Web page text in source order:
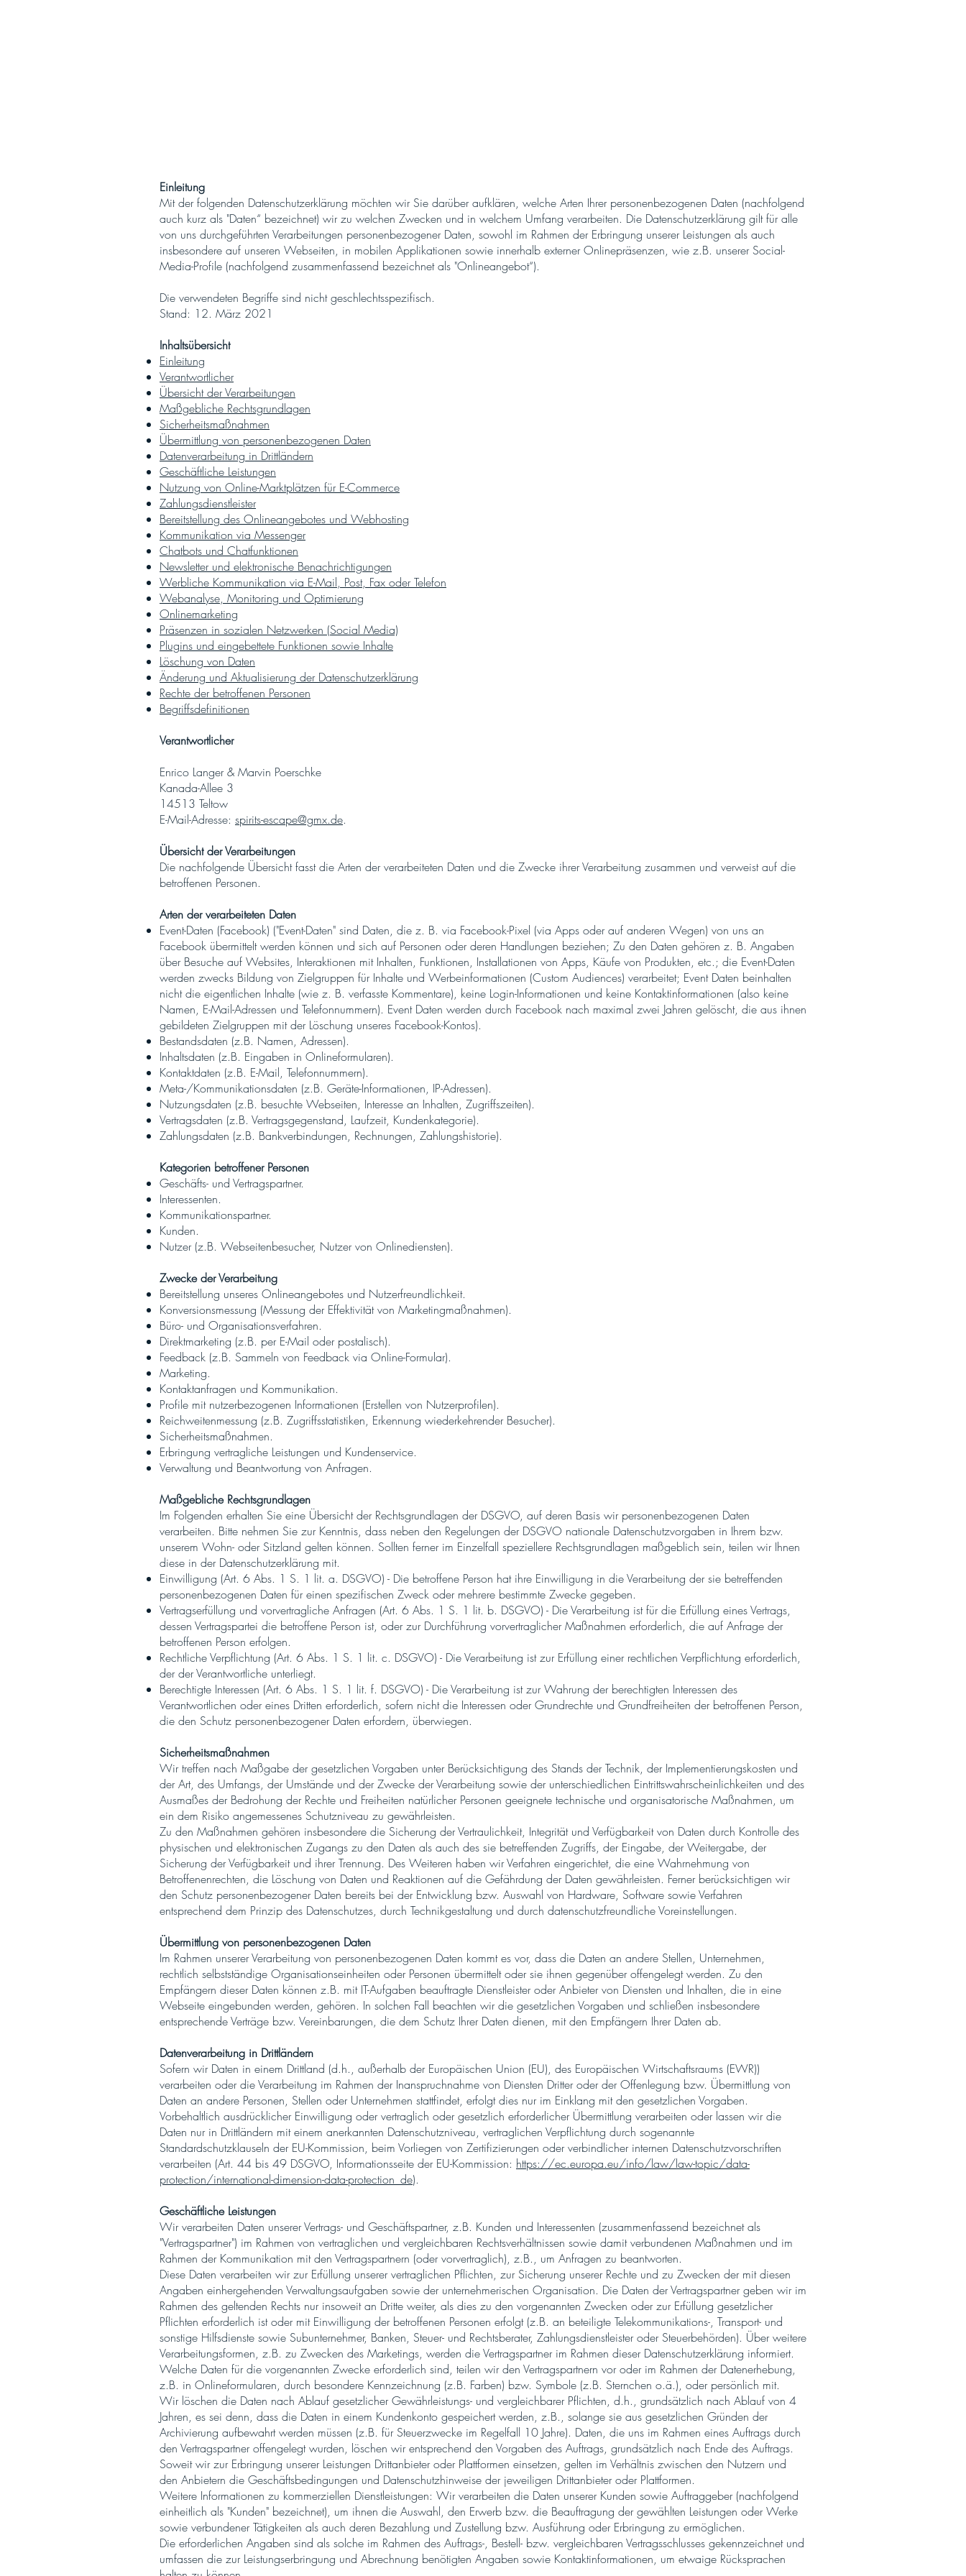
Einleitung
Mit der folgenden Datenschutzerklärung möchten wir Sie darüber aufklären, welche Arten Ihrer personenbezogenen Daten (nachfolgend
auch kurz als "Daten“ bezeichnet) wir zu welchen Zwecken und in welchem Umfang verarbeiten. Die Datenschutzerklärung gilt für alle
von uns durchgeführten Verarbeitungen personenbezogener Daten, sowohl im Rahmen der Erbringung unserer Leistungen als auch
insbesondere auf unseren Webseiten, in mobilen Applikationen sowie innerhalb externer Onlinepräsenzen, wie z.B. unserer Social-
Media-Profile (nachfolgend zusammenfassend bezeichnet als "Onlineangebot“).
Die verwendeten Begriffe sind nicht geschlechtsspezifisch.
Stand: 12. März 2021
Inhaltsübersicht
Einleitung
Verantwortlicher
Übersicht der Verarbeitungen
Maßgebliche Rechtsgrundlagen
Sicherheitsmaßnahmen
Übermittlung von personenbezogenen Daten
Datenverarbeitung in Drittländern
Geschäftliche Leistungen
Nutzung von Online-Marktplätzen für E-Commerce
Zahlungsdienstleister
Bereitstellung des Onlineangebotes und Webhosting
Kommunikation via Messenger
Chatbots und Chatfunktionen
Newsletter und elektronische Benachrichtigungen
Werbliche Kommunikation via E-Mail, Post, Fax oder Telefon
Webanalyse, Monitoring und Optimierung
Onlinemarketing
Präsenzen in sozialen Netzwerken (Social Media)
Plugins und eingebettete Funktionen sowie Inhalte
Löschung von Daten
Änderung und Aktualisierung der Datenschutzerklärung
Rechte der betroffenen Personen
Begriffsdefinitionen
Verantwortlicher
Enrico Langer & Marvin Poerschke
Kanada-Allee 3
14513 Teltow
E-Mail-Adresse: spirits-escape@gmx.de.
Übersicht der Verarbeitungen
Die nachfolgende Übersicht fasst die Arten der verarbeiteten Daten und die Zwecke ihrer Verarbeitung zusammen und verweist auf die
betroffenen Personen.
Arten der verarbeiteten Daten
Event-Daten (Facebook) ("Event-Daten" sind Daten, die z. B. via Facebook-Pixel (via Apps oder auf anderen Wegen) von uns an
Facebook übermittelt werden können und sich auf Personen oder deren Handlungen beziehen; Zu den Daten gehören z. B. Angaben
über Besuche auf Websites, Interaktionen mit Inhalten, Funktionen, Installationen von Apps, Käufe von Produkten, etc.; die Event-Daten
werden zwecks Bildung von Zielgruppen für Inhalte und Werbeinformationen (Custom Audiences) verarbeitet; Event Daten beinhalten
nicht die eigentlichen Inhalte (wie z. B. verfasste Kommentare), keine Login-Informationen und keine Kontaktinformationen (also keine
Namen, E-Mail-Adressen und Telefonnummern). Event Daten werden durch Facebook nach maximal zwei Jahren gelöscht, die aus ihnen
gebildeten Zielgruppen mit der Löschung unseres Facebook-Kontos).
Bestandsdaten (z.B. Namen, Adressen).
Inhaltsdaten (z.B. Eingaben in Onlineformularen).
Kontaktdaten (z.B. E-Mail, Telefonnummern).
Meta-/Kommunikationsdaten (z.B. Geräte-Informationen, IP-Adressen).
Nutzungsdaten (z.B. besuchte Webseiten, Interesse an Inhalten, Zugriffszeiten).
Vertragsdaten (z.B. Vertragsgegenstand, Laufzeit, Kundenkategorie).
Zahlungsdaten (z.B. Bankverbindungen, Rechnungen, Zahlungshistorie).
Kategorien betroffener Personen
Geschäfts- und Vertragspartner.
Interessenten.
Kommunikationspartner.
Kunden.
Nutzer (z.B. Webseitenbesucher, Nutzer von Onlinediensten).
Zwecke der Verarbeitung
Bereitstellung unseres Onlineangebotes und Nutzerfreundlichkeit.
Konversionsmessung (Messung der Effektivität von Marketingmaßnahmen).
Büro- und Organisationsverfahren.
Direktmarketing (z.B. per E-Mail oder postalisch).
Feedback (z.B. Sammeln von Feedback via Online-Formular).
Marketing.
Kontaktanfragen und Kommunikation.
Profile mit nutzerbezogenen Informationen (Erstellen von Nutzerprofilen).
Reichweitenmessung (z.B. Zugriffsstatistiken, Erkennung wiederkehrender Besucher).
Sicherheitsmaßnahmen.
Erbringung vertragliche Leistungen und Kundenservice.
Verwaltung und Beantwortung von Anfragen.
Maßgebliche Rechtsgrundlagen
Im Folgenden erhalten Sie eine Übersicht der Rechtsgrundlagen der DSGVO, auf deren Basis wir personenbezogenen Daten
verarbeiten. Bitte nehmen Sie zur Kenntnis, dass neben den Regelungen der DSGVO nationale Datenschutzvorgaben in Ihrem bzw.
unserem Wohn- oder Sitzland gelten können. Sollten ferner im Einzelfall speziellere Rechtsgrundlagen maßgeblich sein, teilen wir Ihnen
diese in der Datenschutzerklärung mit.
Einwilligung (Art. 6 Abs. 1 S. 1 lit. a. DSGVO) - Die betroffene Person hat ihre Einwilligung in die Verarbeitung der sie betreffenden
personenbezogenen Daten für einen spezifischen Zweck oder mehrere bestimmte Zwecke gegeben.
Vertragserfüllung und vorvertragliche Anfragen (Art. 6 Abs. 1 S. 1 lit. b. DSGVO) - Die Verarbeitung ist für die Erfüllung eines Vertrags,
dessen Vertragspartei die betroffene Person ist, oder zur Durchführung vorvertraglicher Maßnahmen erforderlich, die auf Anfrage der
betroffenen Person erfolgen.
Rechtliche Verpflichtung (Art. 6 Abs. 1 S. 1 lit. c. DSGVO) - Die Verarbeitung ist zur Erfüllung einer rechtlichen Verpflichtung erforderlich,
der der Verantwortliche unterliegt.
Berechtigte Interessen (Art. 6 Abs. 1 S. 1 lit. f. DSGVO) - Die Verarbeitung ist zur Wahrung der berechtigten Interessen des
Verantwortlichen oder eines Dritten erforderlich, sofern nicht die Interessen oder Grundrechte und Grundfreiheiten der betroffenen Person,
die den Schutz personenbezogener Daten erfordern, überwiegen.
Sicherheitsmaßnahmen
Wir treffen nach Maßgabe der gesetzlichen Vorgaben unter Berücksichtigung des Stands der Technik, der Implementierungskosten und
der Art, des Umfangs, der Umstände und der Zwecke der Verarbeitung sowie der unterschiedlichen Eintrittswahrscheinlichkeiten und des
Ausmaßes der Bedrohung der Rechte und Freiheiten natürlicher Personen geeignete technische und organisatorische Maßnahmen, um
ein dem Risiko angemessenes Schutzniveau zu gewährleisten.
Zu den Maßnahmen gehören insbesondere die Sicherung der Vertraulichkeit, Integrität und Verfügbarkeit von Daten durch Kontrolle des
physischen und elektronischen Zugangs zu den Daten als auch des sie betreffenden Zugriffs, der Eingabe, der Weitergabe, der
Sicherung der Verfügbarkeit und ihrer Trennung. Des Weiteren haben wir Verfahren eingerichtet, die eine Wahrnehmung von
Betroffenenrechten, die Löschung von Daten und Reaktionen auf die Gefährdung der Daten gewährleisten. Ferner berücksichtigen wir
den Schutz personenbezogener Daten bereits bei der Entwicklung bzw. Auswahl von Hardware, Software sowie Verfahren
entsprechend dem Prinzip des Datenschutzes, durch Technikgestaltung und durch datenschutzfreundliche Voreinstellungen.
Übermittlung von personenbezogenen Daten
Im Rahmen unserer Verarbeitung von personenbezogenen Daten kommt es vor, dass die Daten an andere Stellen, Unternehmen,
rechtlich selbstständige Organisationseinheiten oder Personen übermittelt oder sie ihnen gegenüber offengelegt werden. Zu den
Empfängern dieser Daten können z.B. mit IT-Aufgaben beauftragte Dienstleister oder Anbieter von Diensten und Inhalten, die in eine
Webseite eingebunden werden, gehören. In solchen Fall beachten wir die gesetzlichen Vorgaben und schließen insbesondere
entsprechende Verträge bzw. Vereinbarungen, die dem Schutz Ihrer Daten dienen, mit den Empfängern Ihrer Daten ab.
Datenverarbeitung in Drittländern
Sofern wir Daten in einem Drittland (d.h., außerhalb der Europäischen Union (EU), des Europäischen Wirtschaftsraums (EWR))
verarbeiten oder die Verarbeitung im Rahmen der Inanspruchnahme von Diensten Dritter oder der Offenlegung bzw. Übermittlung von
Daten an andere Personen, Stellen oder Unternehmen stattfindet, erfolgt dies nur im Einklang mit den gesetzlichen Vorgaben.
Vorbehaltlich ausdrücklicher Einwilligung oder vertraglich oder gesetzlich erforderlicher Übermittlung verarbeiten oder lassen wir die
Daten nur in Drittländern mit einem anerkannten Datenschutzniveau, vertraglichen Verpflichtung durch sogenannte
Standardschutzklauseln der EU-Kommission, beim Vorliegen von Zertifizierungen oder verbindlicher internen Datenschutzvorschriften
verarbeiten (Art. 44 bis 49 DSGVO, Informationsseite der EU-Kommission: https://ec.europa.eu/info/law/law-topic/data-
protection/international-dimension-data-protection_de).
Geschäftliche Leistungen
Wir verarbeiten Daten unserer Vertrags- und Geschäftspartner, z.B. Kunden und Interessenten (zusammenfassend bezeichnet als
"Vertragspartner") im Rahmen von vertraglichen und vergleichbaren Rechtsverhältnissen sowie damit verbundenen Maßnahmen und im
Rahmen der Kommunikation mit den Vertragspartnern (oder vorvertraglich), z.B., um Anfragen zu beantworten.
Diese Daten verarbeiten wir zur Erfüllung unserer vertraglichen Pflichten, zur Sicherung unserer Rechte und zu Zwecken der mit diesen
Angaben einhergehenden Verwaltungsaufgaben sowie der unternehmerischen Organisation. Die Daten der Vertragspartner geben wir im
Rahmen des geltenden Rechts nur insoweit an Dritte weiter, als dies zu den vorgenannten Zwecken oder zur Erfüllung gesetzlicher
Pflichten erforderlich ist oder mit Einwilligung der betroffenen Personen erfolgt (z.B. an beteiligte Telekommunikations-, Transport- und
sonstige Hilfsdienste sowie Subunternehmer, Banken, Steuer- und Rechtsberater, Zahlungsdienstleister oder Steuerbehörden). Über weitere
Verarbeitungsformen, z.B. zu Zwecken des Marketings, werden die Vertragspartner im Rahmen dieser Datenschutzerklärung informiert.
Welche Daten für die vorgenannten Zwecke erforderlich sind, teilen wir den Vertragspartnern vor oder im Rahmen der Datenerhebung,
z.B. in Onlineformularen, durch besondere Kennzeichnung (z.B. Farben) bzw. Symbole (z.B. Sternchen o.ä.), oder persönlich mit.
Wir löschen die Daten nach Ablauf gesetzlicher Gewährleistungs- und vergleichbarer Pflichten, d.h., grundsätzlich nach Ablauf von 4
Jahren, es sei denn, dass die Daten in einem Kundenkonto gespeichert werden, z.B., solange sie aus gesetzlichen Gründen der
Archivierung aufbewahrt werden müssen (z.B. für Steuerzwecke im Regelfall 10 Jahre). Daten, die uns im Rahmen eines Auftrags durch
den Vertragspartner offengelegt wurden, löschen wir entsprechend den Vorgaben des Auftrags, grundsätzlich nach Ende des Auftrags.
Soweit wir zur Erbringung unserer Leistungen Drittanbieter oder Plattformen einsetzen, gelten im Verhältnis zwischen den Nutzern und
den Anbietern die Geschäftsbedingungen und Datenschutzhinweise der jeweiligen Drittanbieter oder Plattformen.
Weitere Informationen zu kommerziellen Dienstleistungen: Wir verarbeiten die Daten unserer Kunden sowie Auftraggeber (nachfolgend
einheitlich als "Kunden" bezeichnet), um ihnen die Auswahl, den Erwerb bzw. die Beauftragung der gewählten Leistungen oder Werke
sowie verbundener Tätigkeiten als auch deren Bezahlung und Zustellung bzw. Ausführung oder Erbringung zu ermöglichen.
Die erforderlichen Angaben sind als solche im Rahmen des Auftrags-, Bestell- bzw. vergleichbaren Vertragsschlusses gekennzeichnet und
umfassen die zur Leistungserbringung und Abrechnung benötigten Angaben sowie Kontaktinformationen, um etwaige Rücksprachen